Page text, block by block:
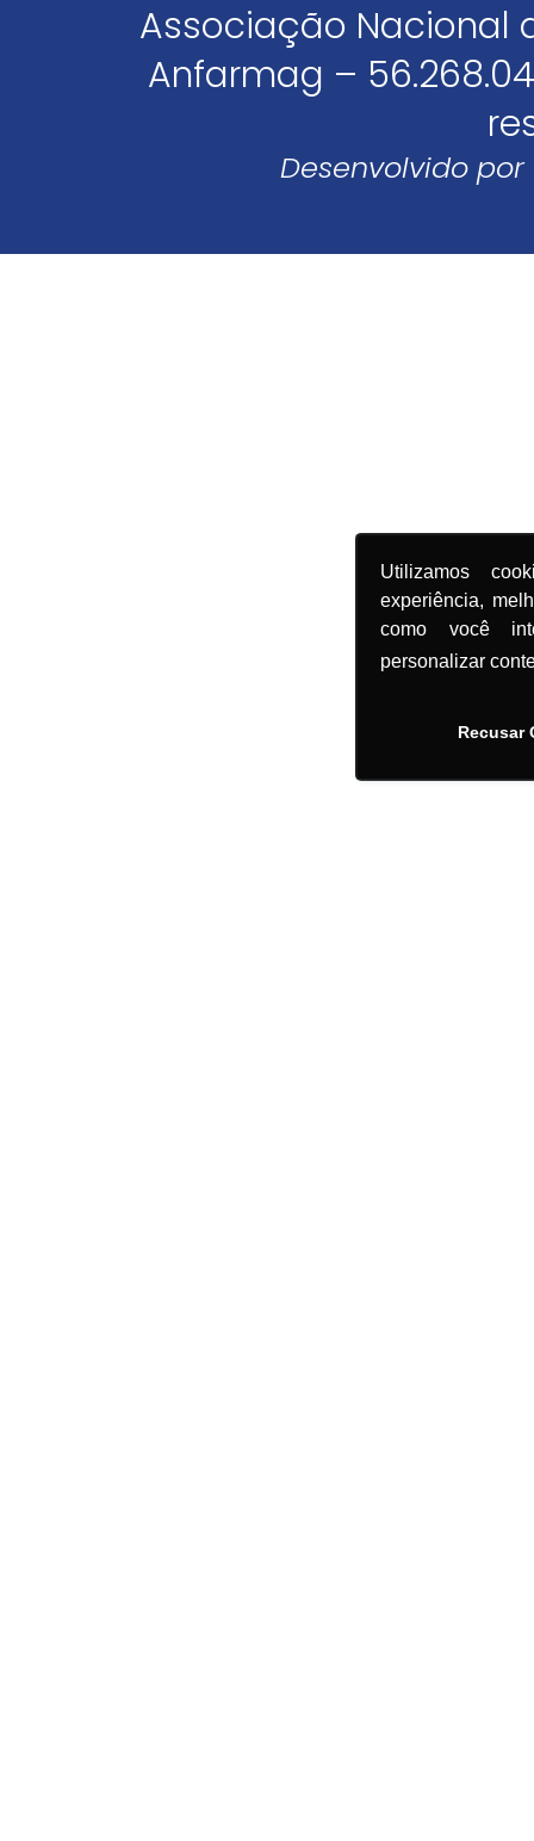
Utilizamos
experiência,
como você
personalizar
Recusar
Associação Nacional
Anfarmag –
Desenvolvido por